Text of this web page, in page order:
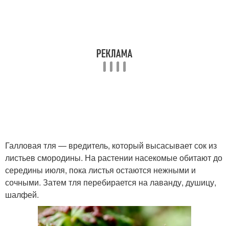
Галловая тля — вредитель, который высасывает сок из
листьев смородины. На растении насекомые обитают до
середины июля, пока листья остаются нежными и
сочными. Затем тля перебирается на лаванду, душицу,
шалфей.